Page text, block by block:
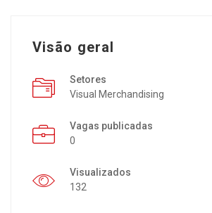
Visão geral
Setores
Visual Merchandising
Vagas publicadas
0
Visualizados
132